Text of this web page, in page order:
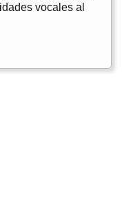
vocales al